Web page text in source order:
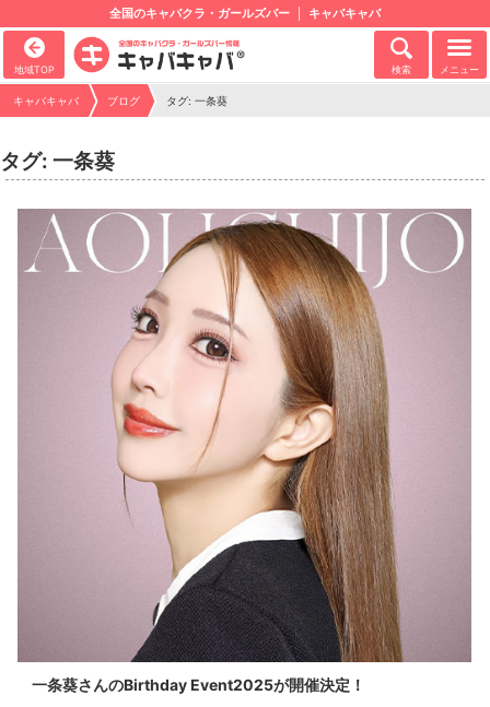
全国のキャバクラ・ガールズバー キャバキャバ
地域TOP 検索 メニュー
キャバキャバ ブログ タグ: 一条葵
タグ: 一条葵
一条葵さんのBirthday Event2025が開催決定！